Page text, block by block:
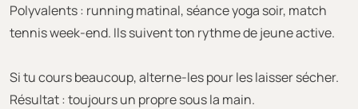
Polyvalents : running matinal, séance yoga soir, match
tennis week-end. Ils suivent ton rythme de jeune active.
Si tu cours beaucoup, alterne-les pour les laisser sécher.
Résultat : toujours un propre sous la main.